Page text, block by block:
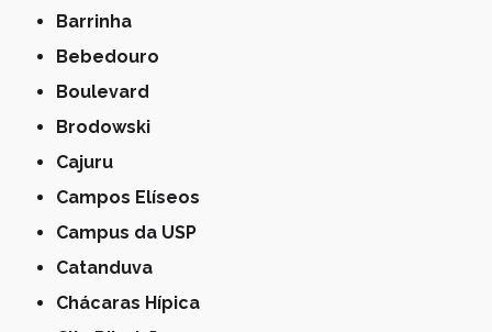
Barrinha
Bebedouro
Boulevard
Brodowski
Cajuru
Campos Elíseos
Campus da USP
Catanduva
Chácaras Hípica